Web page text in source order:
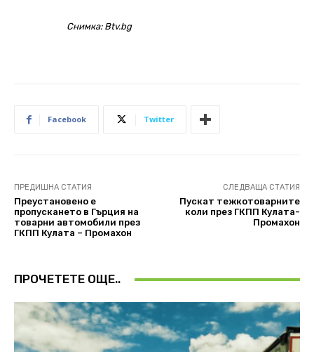
Снимка: Btv.bg
Facebook Twitter
ПРЕДИШНА СТАТИЯ
Преустановено е
пропускането в Гърция на
товарни автомобили през
ГКПП Кулата – Промахон
СЛЕДВАЩА СТАТИЯ
Пускат тежкотоварните
коли през ГКПП Кулата-
Промахон
ПРОЧЕТЕТЕ ОЩЕ..